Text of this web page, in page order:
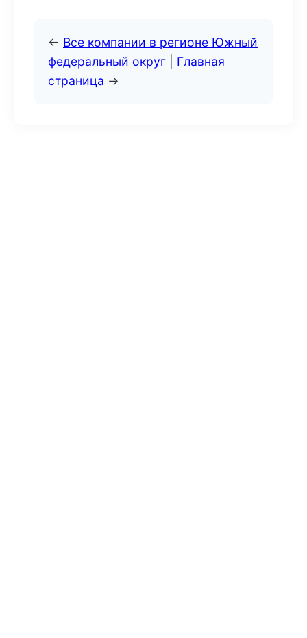
← Все компании в регионе Южный
федеральный округ
Главная
страница →